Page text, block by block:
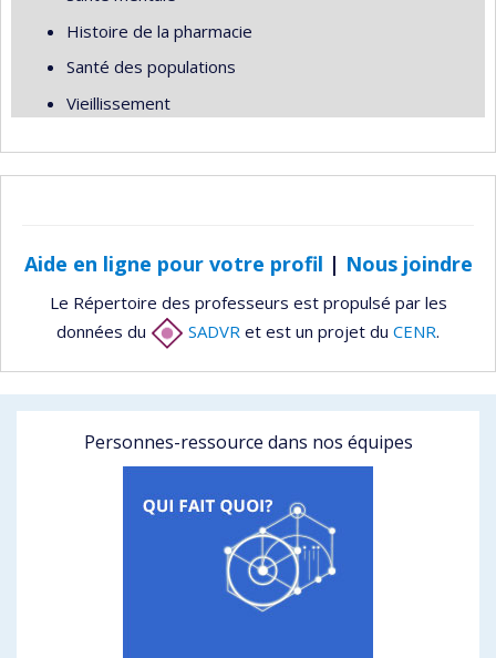
Histoire de la pharmacie
Santé des populations
Vieillissement
Aide en ligne pour votre profil | Nous joindre
Le Répertoire des professeurs est propulsé par les
données du
SADVR et est un projet du CENR.
Personnes-ressource dans nos équipes